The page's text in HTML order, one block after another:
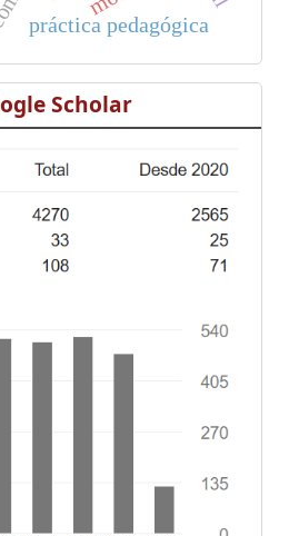
práctica pedagógica
Scholar